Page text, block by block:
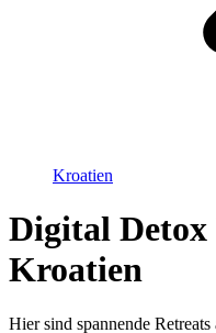
Kroatien
Digital
Kroatien
Hier sind spannende